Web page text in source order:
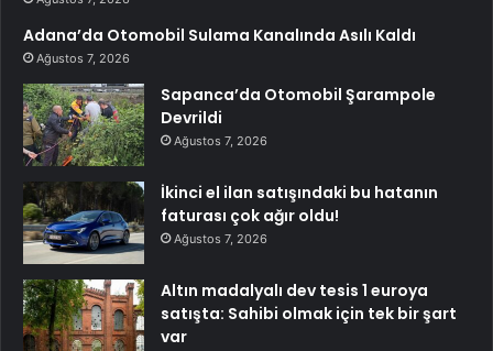
Adana’da Otomobil Sulama Kanalında Asılı Kaldı
Ağustos 7, 2026
Sapanca’da Otomobil Şarampole
Devrildi
Ağustos 7, 2026
İkinci el ilan satışındaki bu hatanın
faturası çok ağır oldu!
Ağustos 7, 2026
Altın madalyalı dev tesis 1 euroya
satışta: Sahibi olmak için tek bir şart
var